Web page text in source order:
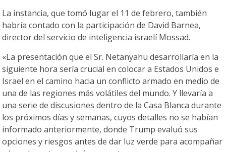
La instancia, que tomó lugar el 11 de febrero, también
habría contado con la participación de David Barnea,
director del servicio de inteligencia israelí Mossad.
«La presentación que el Sr. Netanyahu desarrollaría en la
siguiente hora sería crucial en colocar a Estados Unidos e
Israel en el camino hacia un conflicto armado en medio de
una de las regiones más volátiles del mundo. Y llevaría a
una serie de discusiones dentro de la Casa Blanca durante
los próximos días y semanas, cuyos detalles no se habían
informado anteriormente, donde Trump evaluó sus
opciones y riesgos antes de dar luz verde para acompañar